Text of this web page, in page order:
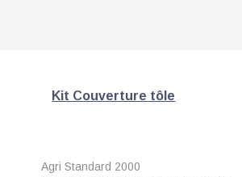
Kit Couverture tôle
Agri Standard 2000